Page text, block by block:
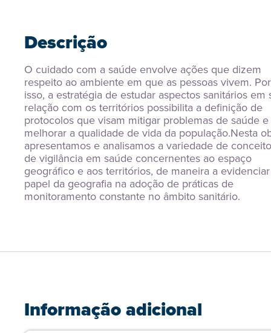
Descrição
O cuidado com a saúde envolve ações que dizem
respeito ao ambiente em que as pessoas vivem. Por
isso, a estratégia de estudar aspectos sanitários em
relação com os territórios possibilita a definição de
protocolos que visam mitigar problemas de saúde e
melhorar a qualidade de vida da população.Nesta
apresentamos e analisamos a variedade de
de vigilância em saúde concernentes ao espaço
geográfico e aos territórios, de maneira a
papel da geografia na adoção de práticas de
monitoramento constante no âmbito sanitário.
Informação adicional